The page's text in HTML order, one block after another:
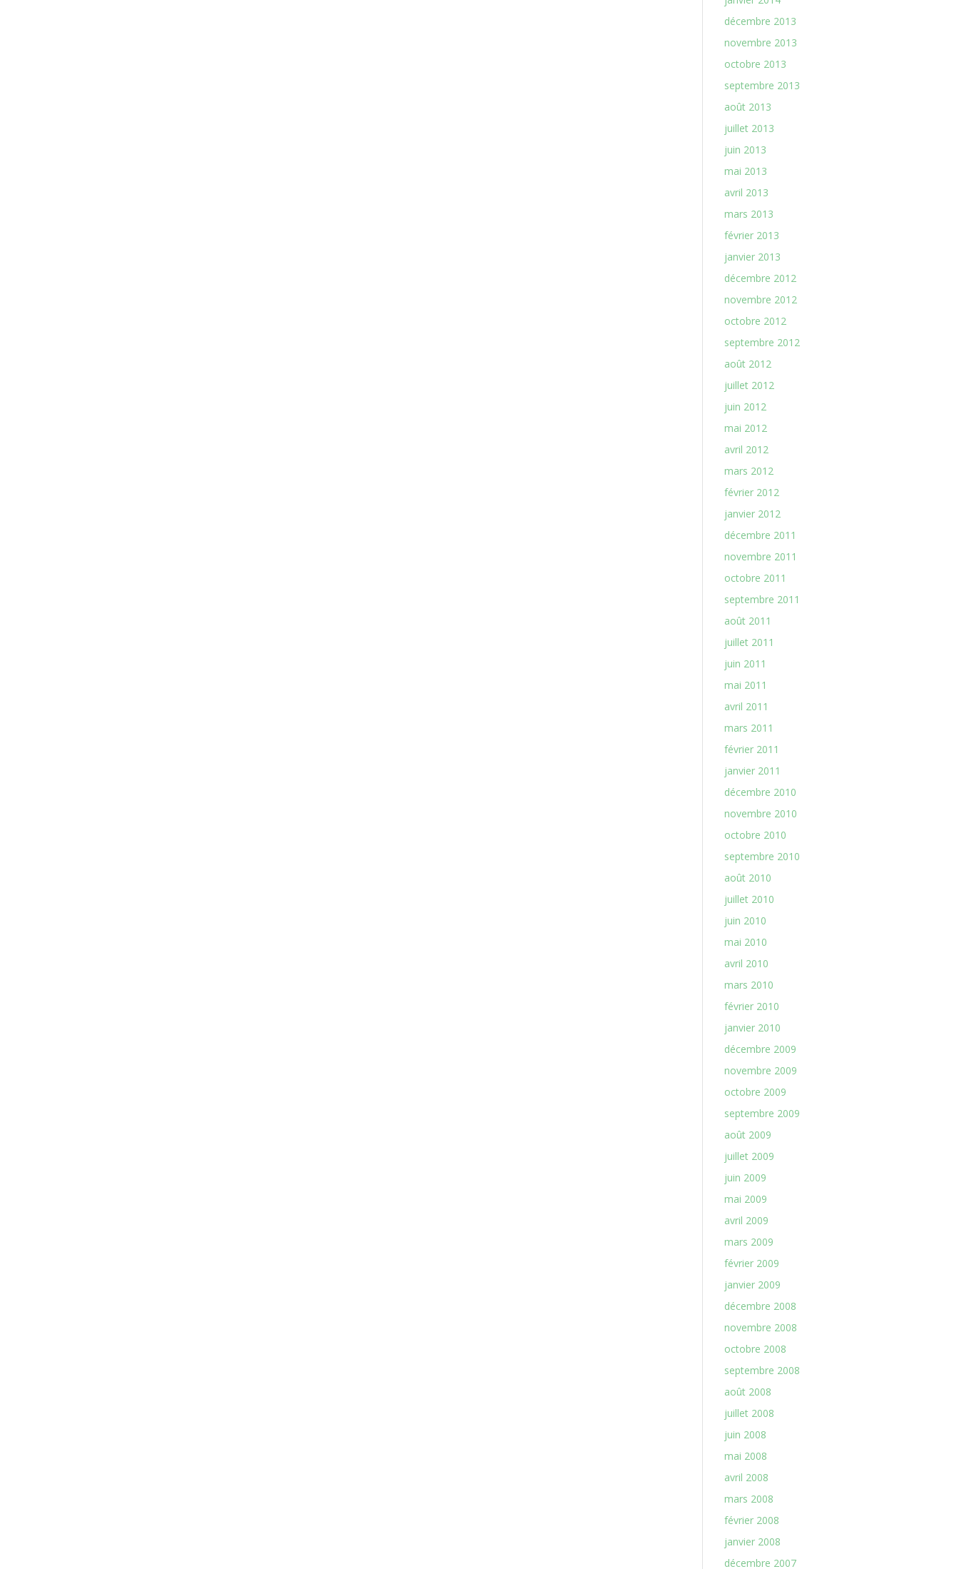
décembre 2013
novembre 2013
octobre 2013
septembre 2013
août 2013
juillet 2013
juin 2013
mai 2013
avril 2013
mars 2013
février 2013
janvier 2013
décembre 2012
novembre 2012
octobre 2012
septembre 2012
août 2012
juillet 2012
juin 2012
mai 2012
avril 2012
mars 2012
février 2012
janvier 2012
décembre 2011
novembre 2011
octobre 2011
septembre 2011
août 2011
juillet 2011
juin 2011
mai 2011
avril 2011
mars 2011
février 2011
janvier 2011
décembre 2010
novembre 2010
octobre 2010
septembre 2010
août 2010
juillet 2010
juin 2010
mai 2010
avril 2010
mars 2010
février 2010
janvier 2010
décembre 2009
novembre 2009
octobre 2009
septembre 2009
août 2009
juillet 2009
juin 2009
mai 2009
avril 2009
mars 2009
février 2009
janvier 2009
décembre 2008
novembre 2008
octobre 2008
septembre 2008
août 2008
juillet 2008
juin 2008
mai 2008
avril 2008
mars 2008
février 2008
janvier 2008
décembre 2007